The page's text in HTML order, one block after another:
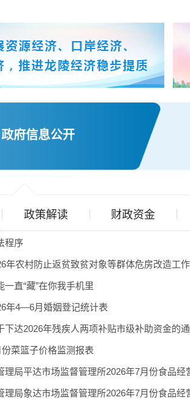
政府信息公开
政策解读 财政资金
程序
年农村防止返贫致贫对象等群体危房改造工
直“藏”在你我手机里
年4—6月婚姻登记统计表
下达2026年残疾人两项补贴市级补助资金的
菜篮子价格监测报表